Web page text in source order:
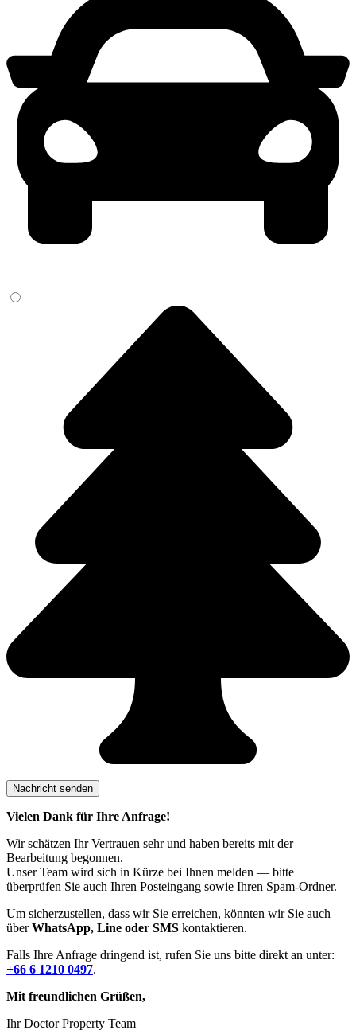
Vielen Dank für Ihre Anfrage!
Wir schätzen Ihr Vertrauen sehr und haben bereits mit der
Bearbeitung begonnen.
Unser Team wird sich in Kürze bei Ihnen melden — bitte
überprüfen Sie auch Ihren Posteingang sowie Ihren Spam-Ordner.
Um sicherzustellen, dass wir Sie erreichen, könnten wir Sie auch
überWhatsApp, Line oder SMS kontaktieren.
Falls Ihre Anfrage dringend ist, rufen Sie uns bitte direkt an unter:
+66 6 1210 0497.
Mit freundlichen Grüßen,
Ihr Doctor Property Team